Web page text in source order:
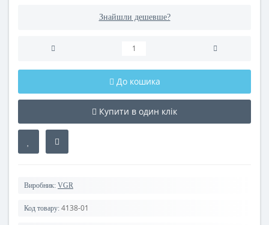
Знайшли дешевше?
До кошика
Купити в один клік
Виробник: VGR
Код товару: 4138-01